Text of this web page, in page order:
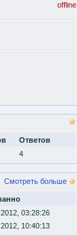
offline
Ответов
4
Смотреть больше
03:28:26
10:40:13